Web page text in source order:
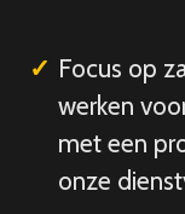
Focus op
werken
met een
onze